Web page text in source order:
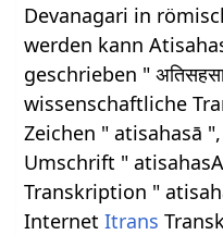
Devanagari in
werden kann
geschrieben "
wissenschaftliche
Zeichen " atisahasā
Umschrift "
Transkription "
InternetItrans